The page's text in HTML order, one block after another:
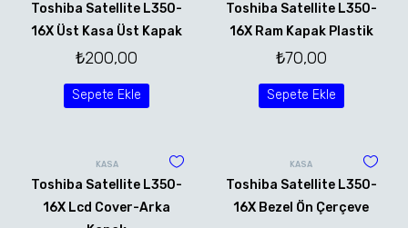
Toshiba Satellite L350-
16X Üst Kasa Üst Kapak
₺200,00
Sepete Ekle
Toshiba Satellite L350-
16X Ram Kapak Plastik
₺70,00
Sepete Ekle
KASA
Toshiba Satellite L350-
16X Lcd Cover-Arka
KASA
Toshiba Satellite L350-
16X Bezel Ön Çerçeve